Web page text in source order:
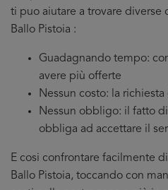
ti puo aiutare a trovare diverse
Ballo Pistoia :
Guadagnando tempo:
avere più offerte
Nessun costo: la
Nessun obbligo: il fatto
obbliga ad accettare il
E cosi confrontare facilmente
Ballo Pistoia, toccando con